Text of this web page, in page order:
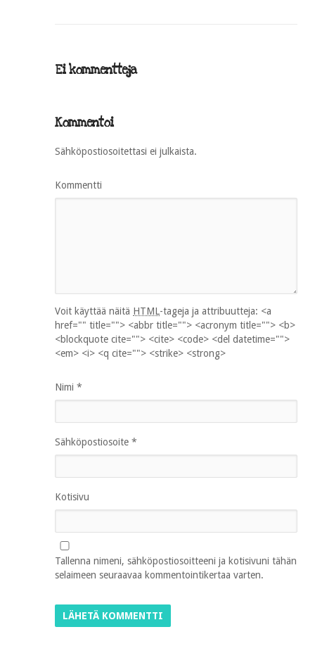
Ei kommentteja
Kommentoi
Sähköpostiosoitettasi ei julkaista.
Kommentti
Voit käyttää näitä HTML-tageja ja attribuutteja: <a
href="" title=""> <abbr title=""> <acronym title=""> <b>
<blockquote cite=""> <cite> <code> <del datetime="">
<em> <i> <q cite=""> <strike> <strong>
Nimi *
Sähköpostiosoite *
Kotisivu
Tallenna nimeni, sähköpostiosoitteeni ja kotisivuni tähän
selaimeen seuraavaa kommentointikertaa varten.